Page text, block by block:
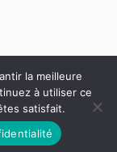
la meilleure
à utiliser ce
satisfait.